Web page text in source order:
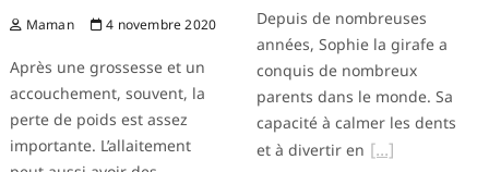
Maman 4 novembre 2020
Après une grossesse et un
accouchement, souvent, la
perte de poids est assez
importante. L’allaitement
Depuis de nombreuses
années, Sophie la girafe a
conquis de nombreux
parents dans le monde. Sa
capacité à calmer les dents
et à divertir en